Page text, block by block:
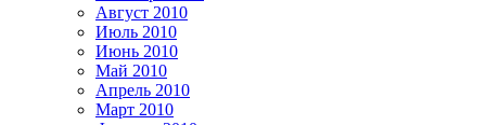
Август 2010
Июль 2010
Июнь 2010
Май 2010
Апрель 2010
Март 2010